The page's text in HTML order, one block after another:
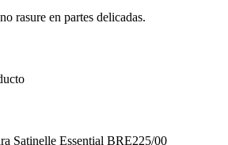
rasure en partes delicadas.
Satinelle Essential BRE225/00